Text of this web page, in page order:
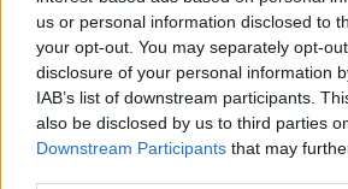
us or personal information disclosed to
your opt-out. You may separately opt-
disclosure of your personal information
IAB’s list of downstream participants.
also be disclosed by us to third parties
Downstream Participants that may